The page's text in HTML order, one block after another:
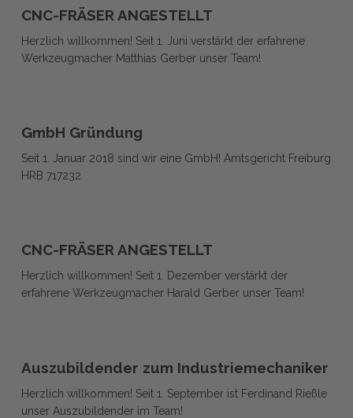
FRÄSER
CNC-
ANGESTELLT
CNC-FRÄSER ANGESTELLT
Herzlich willkommen! Seit 1. Juni verstärkt der erfahrene
Werkzeugmacher Matthias Gerber unser Team!
Gründung
GmbH
GmbH Gründung
Seit 1. Januar 2018 sind wir eine GmbH! Amtsgericht Freiburg
HRB 717232
FRÄSER
CNC-
ANGESTELLT
CNC-FRÄSER ANGESTELLT
Herzlich willkommen! Seit 1. Dezember verstärkt der
erfahrene Werkzeugmacher Harald Gerber unser Team!
zum
Auszubildender
Industriemechaniker
Auszubildender zum Industriemechaniker
Herzlich willkommen! Seit 1. September ist Ferdinand Rießle
unser Auszubildender im Team!